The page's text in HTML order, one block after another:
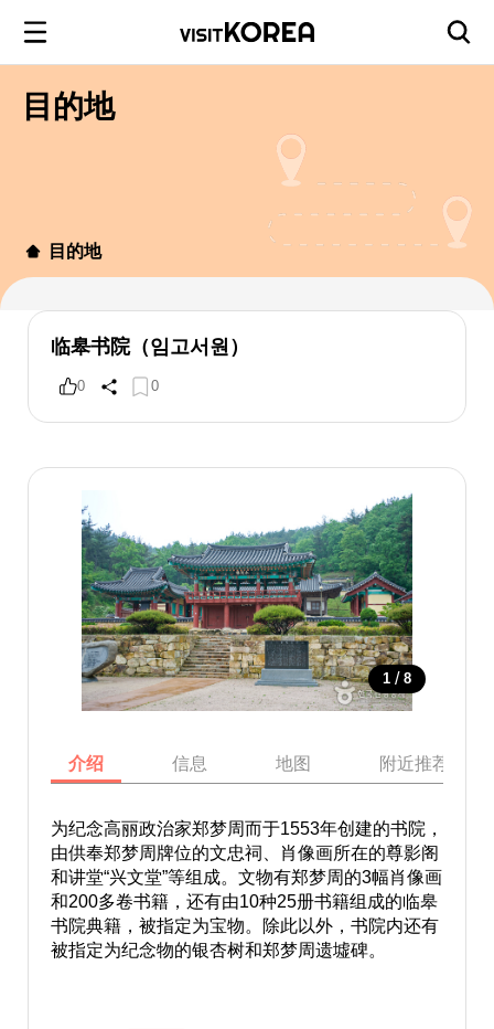
目的地
目的地
临皋书院（임고서원）
0 0
1 / 8
介绍 信息 地图 附近推荐景点
为纪念高丽政治家郑梦周而于1553年创建的书院，
由供奉郑梦周牌位的文忠祠、肖像画所在的尊影阁
和讲堂“兴文堂”等组成。文物有郑梦周的3幅肖像画
和200多卷书籍，还有由10种25册书籍组成的临皋
书院典籍，被指定为宝物。除此以外，书院内还有
被指定为纪念物的银杏树和郑梦周遗墟碑。